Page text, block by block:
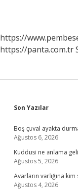
https://
https://panta.com.tr
Sidebar
Son Yazılar
Boş çuval ayakta
Ağustos 6, 2026
Kuddusi ne anlama
Ağustos 5, 2026
Avarların varlığına
Ağustos 4, 2026